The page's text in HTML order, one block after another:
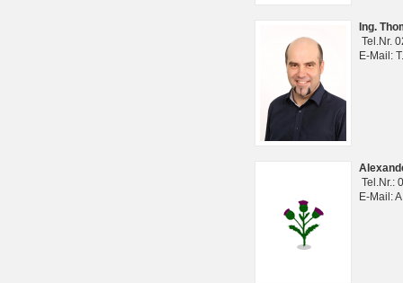
Ing.
Tel.Nr.
E-Mail:
Tel.Nr.:
E-Mail: